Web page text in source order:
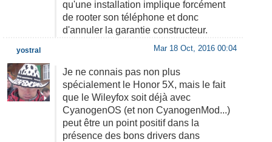
qu'une installation implique forcément
de rooter son téléphone et donc
d'annuler la garantie constructeur.
Mar 18 Oct, 2016 00:04
Je ne connais pas non plus
spécialement le Honor 5X, mais le fait
que le Wileyfox soit déjà avec
CyanogenOS (et non CyanogenMod...)
peut être un point positif dans la
présence des bons drivers dans
yostral